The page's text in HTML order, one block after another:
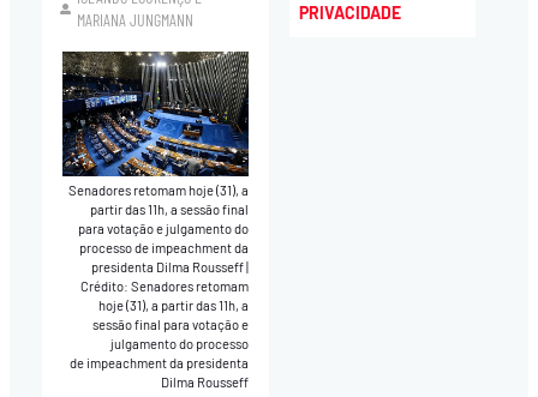
MARIANA JUNGMANN
Senadores retomam hoje (31), a
partir das 11h, a sessão final
para votação e julgamento do
processo de impeachment da
presidenta Dilma Rousseff|
Crédito: Senadores retomam
hoje (31), a partir das 11h, a
sessão final para votação e
julgamento do processo
de impeachment da presidenta
Dilma Rousseff
PRIVACIDADE